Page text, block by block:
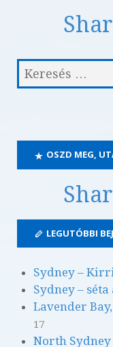
OSZD MEG,
LEGUTÓBBI
Sydney –
Sydney –
Lavender
17
North Sydney